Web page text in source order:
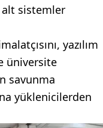
sistemler
yazılım
üniversite
savunma
yüklenicilerden